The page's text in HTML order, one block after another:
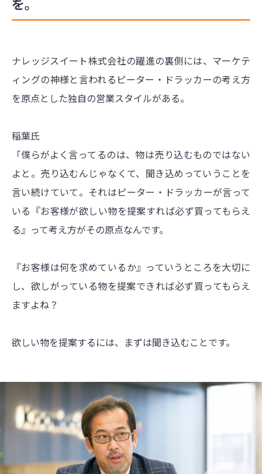
ナレッジスイート株式会社の躍進の裏側には、マーケテ
ィングの神様と言われるピーター・ドラッカーの考え方
を原点とした独自の営業スタイルがある。
稲葉氏
「僕らがよく言ってるのは、物は売り込むものではない
よと。売り込むんじゃなくて、聞き込めっていうことを
言い続けていて。それはピーター・ドラッカーが言って
いる『お客様が欲しい物を提案すれば必ず買ってもらえ
る』って考え方がその原点なんです。
『お客様は何を求めているか』っていうところを大切に
し、欲しがっている物を提案できれば必ず買ってもらえ
ますよね？
欲しい物を提案するには、まずは聞き込むことです。